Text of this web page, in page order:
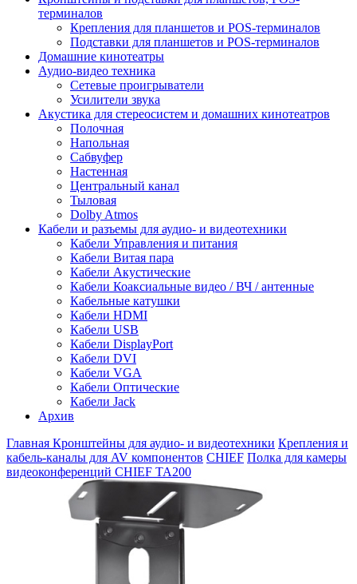
терминалов
Крепления для планшетов и POS-терминалов
Подставки для планшетов и POS-терминалов
Домашние кинотеатры
Аудио-видео техника
Сетевые проигрыватели
Усилители звука
Акустика для стереосистем и домашних кинотеатров
Полочная
Напольная
Сабвуфер
Настенная
Центральный канал
Тыловая
Dolby Atmos
Кабели и разъемы для аудио- и видеотехники
Кабели Управления и питания
Кабели Витая пара
Кабели Акустические
Кабели Коаксиальные видео / ВЧ / антенные
Кабельные катушки
Кабели HDMI
Кабели USB
Кабели DisplayPort
Кабели DVI
Кабели VGA
Кабели Оптические
Кабели Jack
Архив
Главная Кронштейны для аудио- и видеотехники Крепления и
кабель-каналы для AV компонентов CHIEF Полка для камеры
видеоконференций CHIEF TA200